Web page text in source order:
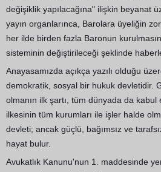
değişiklik yapılacağına" ilişkin beyanat
yayın organlarınca, Barolara üyeliğin
her ilde birden fazla Baronun
sisteminin değiştirileceği şeklinde
Anayasamızda açıkça yazılı olduğu
demokratik, sosyal bir hukuk devletidir.
olmanın ilk şartı, tüm dünyada da
ilkesinin tüm kurumları ile işler halde
devleti; ancak güçlü, bağımsız ve
hayat bulur.
Avukatlık Kanunu'nun 1. maddesinde